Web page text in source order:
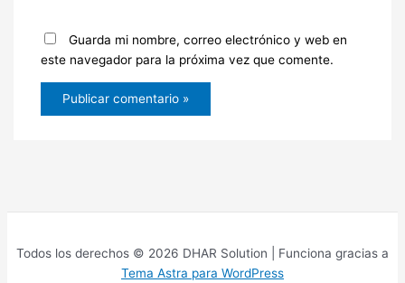
Guarda mi nombre, correo electrónico y web en
este navegador para la próxima vez que comente.
Todos los derechos © 2026 DHAR Solution | Funciona gracias a
Tema Astra para WordPress